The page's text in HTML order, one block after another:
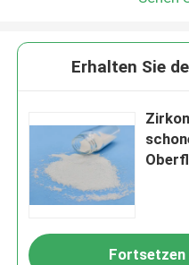
Erhalten Sie
Fortsetzen